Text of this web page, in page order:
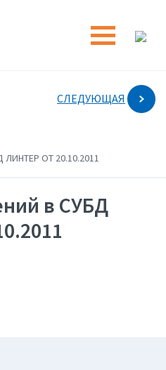
СЛЕДУЮЩАЯ
ОТ 20.10.2011
в СУБД